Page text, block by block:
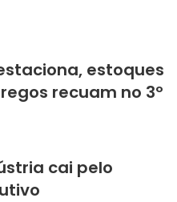
estoques
recuam no 3º
cai pelo